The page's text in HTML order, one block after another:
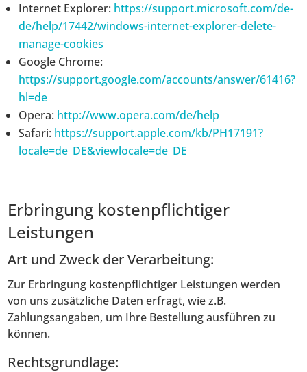
Internet Explorer: https://support.microsoft.com/de-
de/help/17442/windows-internet-explorer-delete-
manage-cookies
Google Chrome:
https://support.google.com/accounts/answer/61416?
hl=de
Opera: http://www.opera.com/de/help
Safari: https://support.apple.com/kb/PH17191?
locale=de_DE&viewlocale=de_DE
Erbringung kostenpflichtiger
Leistungen
Art und Zweck der Verarbeitung:
Zur Erbringung kostenpflichtiger Leistungen werden
von uns zusätzliche Daten erfragt, wie z.B.
Zahlungsangaben, um Ihre Bestellung ausführen zu
können.
Rechtsgrundlage: